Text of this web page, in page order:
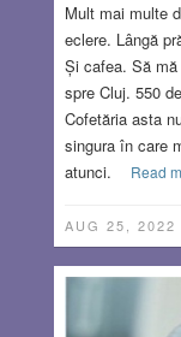
Mult mai multe
eclere. Lângă
Și cafea. Să
spre Cluj. 550
Cofetăria asta
singura în care
atunci.
Read
AUG 25, 2022